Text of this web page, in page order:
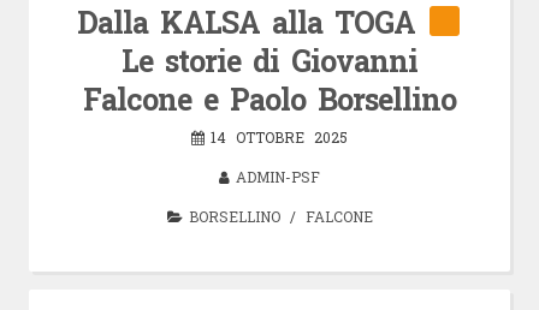
Dalla KALSA alla TOGA
Le storie di Giovanni
Falcone e Paolo Borsellino
14 OTTOBRE 2025
ADMIN-PSF
BORSELLINO/ FALCONE